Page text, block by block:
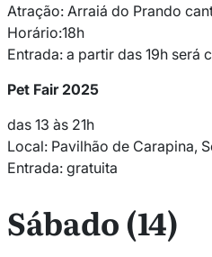
Atração: Arraiá do Prando
Horário:18h
Entrada: a partir das 19h será
Pet Fair 2025
das 13 às 21h
Local: Pavilhão de Carapina,
Entrada: gratuita
Sábado (14)